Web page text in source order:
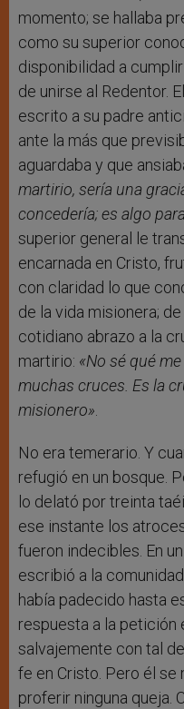
momento; se hallaba
como su superior
disponibilidad a
de unirse al Redentor.
escrito a su padre
ante la más que
aguardaba y que
martirio, sería una
concedería; es algo
superior general le
encarnada en Cristo,
con claridad lo que
de la vida misionera;
cotidiano abrazo a la
martirio: «No sé qué
muchas cruces. Es la
misionero»
No era temerario. Y
refugió en un bosque.
lo delató por treinta
ese instante los
fueron indecibles. En
escribió a la
había padecido hasta
respuesta a la petición
salvajemente con tal
fe en Cristo. Pero él se
proferir ninguna queja.